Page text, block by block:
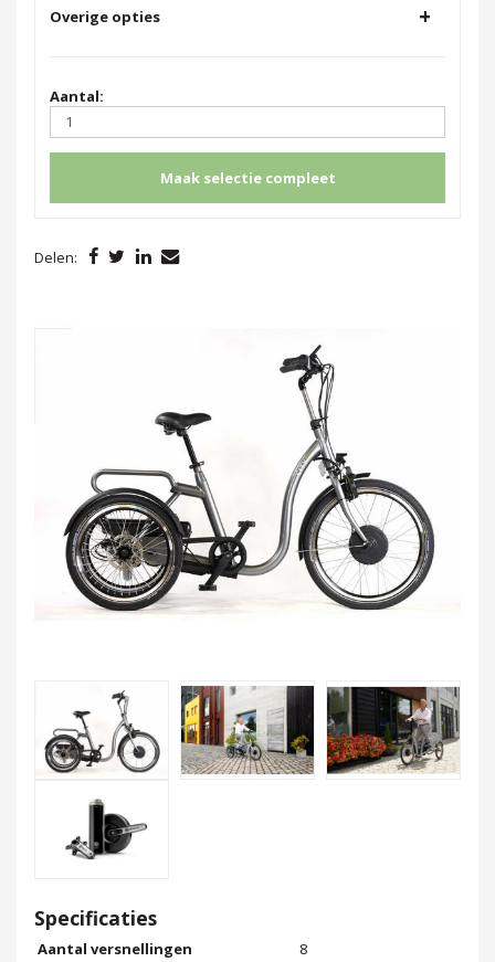
Overige opties +
Aantal:
Maak selectie compleet
Delen:
Specificaties
Aantal versnellingen
8